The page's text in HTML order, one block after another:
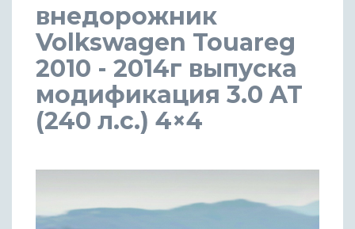
внедорожник
Volkswagen Touareg
2010 - 2014г выпуска
модификация 3.0 AT
(240 л.с.) 4×4